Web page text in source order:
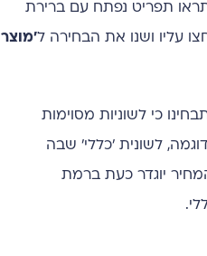
תפריט נפתח עם ברירת
עליו ושנו את הבחירה ל'מוצר
כי לשוניות מסוימות
לשונית 'כללי' שבה
יוגדר כעת ברמת